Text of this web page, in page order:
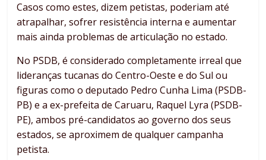
Casos como estes, dizem petistas, poderiam até
atrapalhar, sofrer resistência interna e aumentar
mais ainda problemas de articulação no estado.
No PSDB, é considerado completamente irreal que
lideranças tucanas do Centro-Oeste e do Sul ou
figuras como o deputado Pedro Cunha Lima (PSDB-
PB) e a ex-prefeita de Caruaru, Raquel Lyra (PSDB-
PE), ambos pré-candidatos ao governo dos seus
estados, se aproximem de qualquer campanha
petista.